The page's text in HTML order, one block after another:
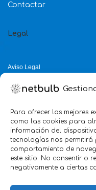
Para ofrecer las mejores
como las cookies para
información del
tecnologías nos
comportamiento de
este sitio. No consentir o
negativamente a ciertas
Contactar
Legal
Aviso Legal
Política de Cookies
5.0
Servicio
verificado por: